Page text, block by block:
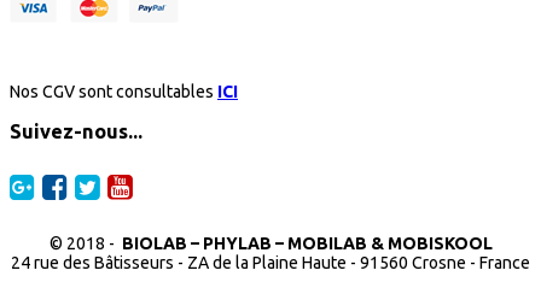
Nos CGV sont consultables ICI
Suivez-nous...
© 2018 - BIOLAB – PHYLAB – MOBILAB & MOBISKOOL
24 rue des Bâtisseurs - ZA de la Plaine Haute - 91560 Crosne - France